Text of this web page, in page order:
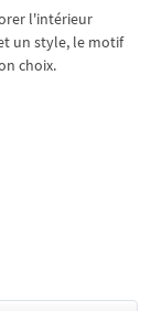
l'intérieur
un style, le motif
choix.